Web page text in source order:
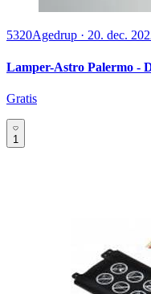
5320Agedrup · 20. dec.
Lamper-Astro Palermo -
Gratis
1